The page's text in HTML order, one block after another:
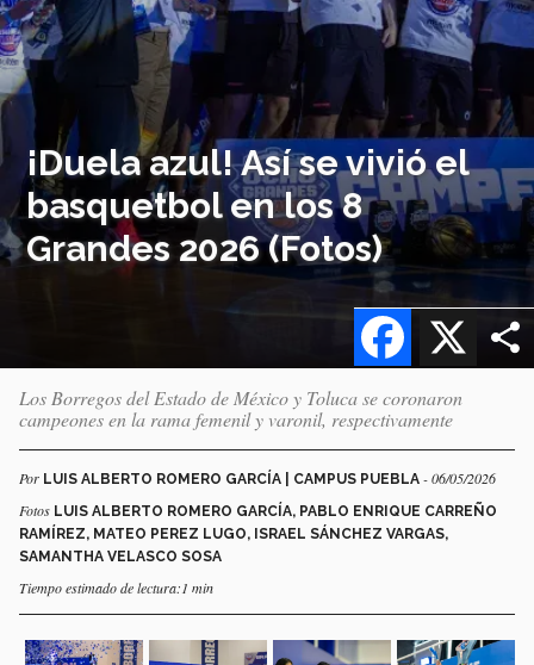
¡Duela azul! Así se vivió el
basquetbol en los 8
Grandes 2026 (Fotos)
X
Facebook
Los Borregos del Estado de México y Toluca se coronaron
campeones en la rama femenil y varonil, respectivamente
Por LUIS ALBERTO ROMERO GARCÍA | CAMPUS PUEBLA - 06/05/2026
Fotos LUIS ALBERTO ROMERO GARCÍA, PABLO ENRIQUE CARREÑO
RAMÍREZ, MATEO PEREZ LUGO, ISRAEL SÁNCHEZ VARGAS,
SAMANTHA VELASCO SOSA
Tiempo estimado de lectura:1 min